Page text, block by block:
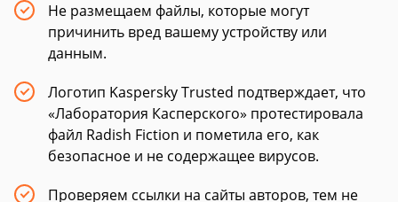
Не размещаем файлы, которые могут
причинить вред вашему устройству или
данным.
Логотип Kaspersky Trusted подтверждает, что
«Лаборатория Касперского» протестировала
файл Radish Fiction и пометила его, как
безопасное и не содержащее вирусов.
Проверяем ссылки на сайты авторов, тем не